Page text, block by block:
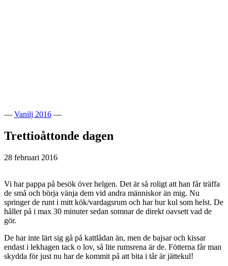
— Vanilj 2016 —
Trettioåttonde dagen
28 februari 2016
Vi har pappa på besök över helgen. Det är så roligt att han får träffa
de små och börja vänja dem vid andra människor än mig. Nu
springer de runt i mitt kök/vardagsrum och har hur kul som helst. De
håller på i max 30 minuter sedan somnar de direkt oavsett vad de
gör.
De har inte lärt sig gå på kattlådan än, men de bajsar och kissar
endast i lekhagen tack o lov, så lite rumsrena är de. Fötterna får man
skydda för just nu har de kommit på att bita i tår är jättekul!